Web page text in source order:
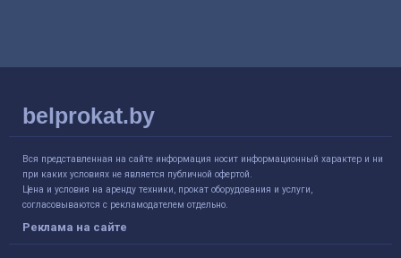
belprokat.by
Вся представленная на сайте информация носит информационный характер и ни
при каких условиях не является публичной офертой.
Цена и условия на аренду техники, прокат оборудования и услуги,
согласовываются с рекламодателем отдельно.
Реклама на сайте